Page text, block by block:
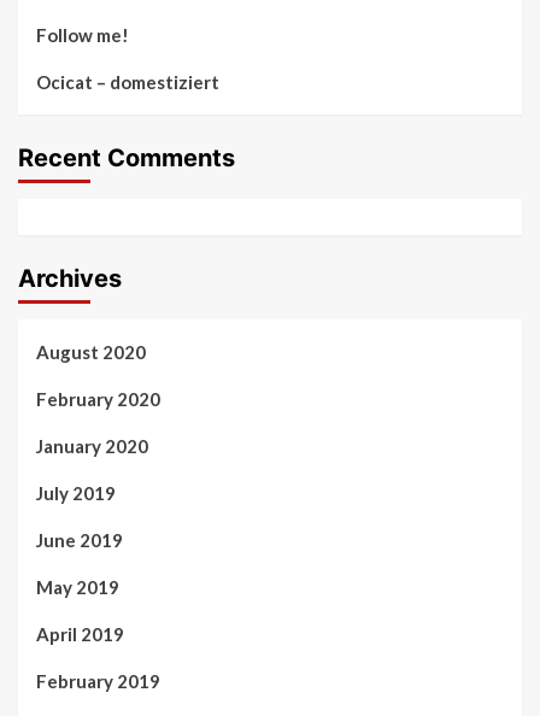
Follow me!
Ocicat – domestiziert
Recent Comments
Archives
August 2020
February 2020
January 2020
July 2019
June 2019
May 2019
April 2019
February 2019